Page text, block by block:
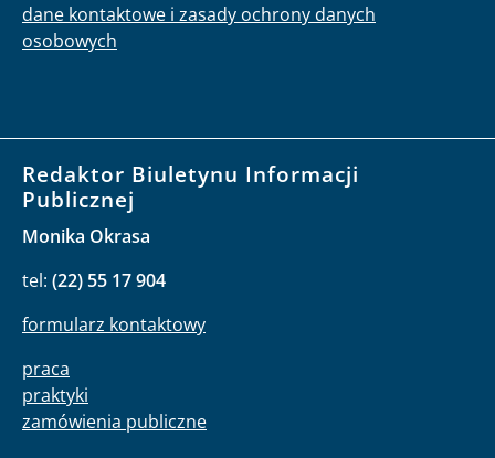
dane kontaktowe i zasady ochrony danych
osobowych
Redaktor Biuletynu Informacji
Publicznej
Monika Okrasa
tel: (22) 55 17 904
formularz kontaktowy
praca
praktyki
zamówienia publiczne